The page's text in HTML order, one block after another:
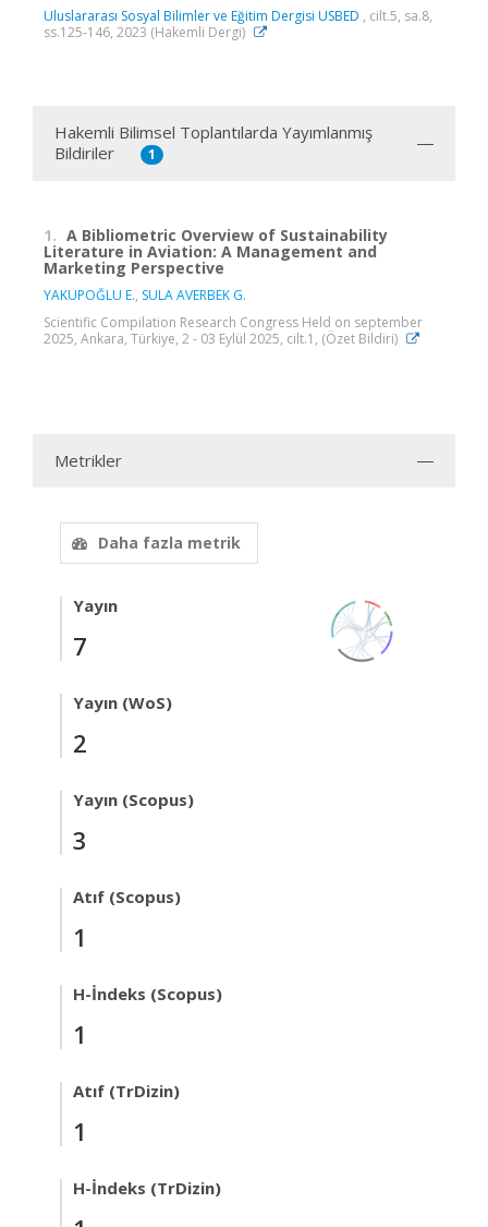
Uluslararası Sosyal Bilimler ve Eğitim Dergisi USBED , cilt.5, sa.8,
ss.125-146, 2023 (Hakemli Dergi)
Hakemli Bilimsel Toplantılarda Yayımlanmış
Bildiriler
1
1. A Bibliometric Overview of Sustainability
Literature in Aviation: A Management and
Marketing Perspective
YAKUPOĞLU E., SULA AVERBEK G.
Scientific Compilation Research Congress Held on september
2025, Ankara, Türkiye, 2 - 03 Eylül 2025, cilt.1, (Özet Bildiri)
Metrikler
Daha fazla metrik
Yayın
7
Yayın (WoS)
2
Yayın (Scopus)
3
Atıf (Scopus)
1
H-İndeks (Scopus)
1
Atıf (TrDizin)
1
H-İndeks (TrDizin)